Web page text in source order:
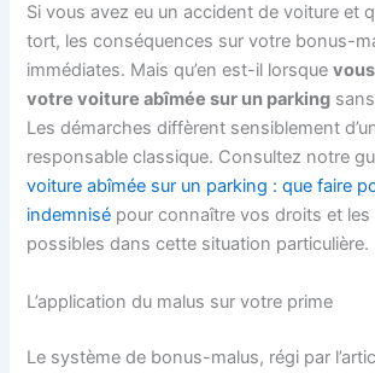
Si vous avez eu un accident de voiture et
tort, les conséquences sur votre bonus-
immédiates. Mais qu’en est-il lorsque
votre voiture abîmée sur un parking
Les démarches diffèrent sensiblement
responsable classique. Consultez notre
voiture abîmée sur un parking : que faire
indemnisé pour connaître vos droits et les
possibles dans cette situation particulière.
L’application du malus sur votre prime
Le système de bonus-malus, régi par